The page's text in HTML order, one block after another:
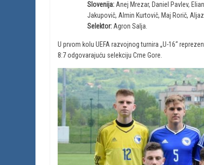
Slovenija: Anej Mrezar, Daniel Pavlev,
Jakupovič, Almin Kurtovič, Maj Rorič, Aljaz
Selektor: Agron Salja.
U prvom kolu UEFA razvojnog turnira „U-16“
8:7 odgovarajuću selekciju Crne Gore.